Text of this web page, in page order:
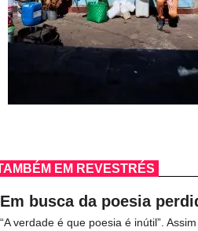
EM REVESTRÉS
Em busca da poesia
“A verdade é que poesia é inútil”.